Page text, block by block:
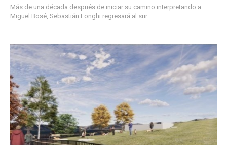
Más de una década después de iniciar su camino interpretando a
Miguel Bosé, Sebastián Longhi regresará al sur ...